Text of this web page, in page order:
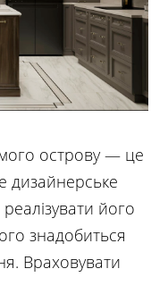
острову — це
дизайнерське
його
знадобиться
Враховувати